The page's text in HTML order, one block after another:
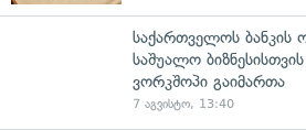
საქართველოს ბანკის
საშუალო
ვორკშოპი გაიმართა
7 აგვისტო, 13:40